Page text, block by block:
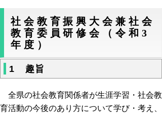
社会教育振興大会兼社会
教育委員研修会（令和3
年度）
1 趣旨
全県の社会教育関係者が生涯学習・社会教
育活動の今後のあり方について学び・考え、